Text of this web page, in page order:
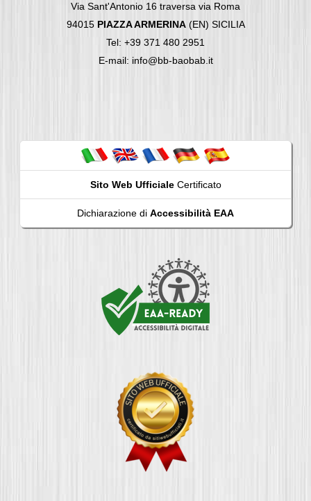
Via Sant'Antonio 16 traversa via Roma
94015 PIAZZA ARMERINA(EN) SICILIA
Tel: +39 371 480 2951
E-mail: info@bb-baobab.it
Sito Web UfficialeCertificato
Dichiarazione di Accessibilità EAA